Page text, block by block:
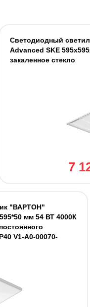
Светодиодный
Advanced SKE
закаленное стекло
7
"ВАРТОН"
мм 54 ВТ 4000К
V1-A0-00070-